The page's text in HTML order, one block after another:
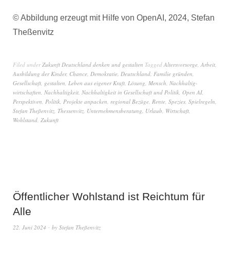
© Abbildung erzeugt mit Hilfe von OpenAI, 2024, Stefan
Theßenvitz
Filed underZukunft Deutschland denken und gestalten Tagged Altersvorsorge, Arbeit,
Ausbildung der Kinder, Chance, Demokratie, Deutschland, Familie gründen,
Gesellschaft, gestalten, Leben aus eigener Kraft, Lösung, Mensch, Nachhaltig-
wirtschaften, Nachhaltigkeit, Nachhaltigkeit in Gesellschaft und Politik, Open AI,
Perspektiven, Politik, Projekte anpacken, regional Bezüge, Rente, Spezies, Spielregeln,
Stefan Theßenvitz, Thessenvitz, Unternehmensberatung, Urlaub, Wirtschaft,
Wohlstand, Zukunft
Öffentlicher Wohlstand ist Reichtum für
Alle
22. Juni 2024 by Stefan Theßenvitz